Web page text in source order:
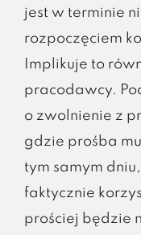
jest w terminie
rozpoczęciem
Implikuje to
pracodawcy.
o zwolnienie z
gdzie prośba
tym samym
faktycznie
prościej będzie